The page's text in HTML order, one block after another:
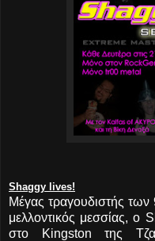
Shaggy lives!
Μέγας τραγουδιστής
μελλοντικός μεσσίας, ο
στο Kingston της